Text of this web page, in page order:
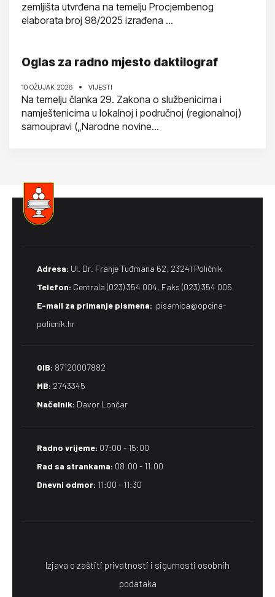
zemljišta utvrđena na temelju Procjembenog
elaborata broj 98/2025 izrađena ...
Oglas za radno mjesto daktilograf
10 OŽUJAK 2026 VIJESTI
Na temelju članka 29. Zakona o službenicima i
namještenicima u lokalnoj i područnoj (regionalnoj)
samoupravi („Narodne novine...
Adresa: Ul. Dr. Franje Tuđmana 62, 23241 Poličnik
Telefon: Centrala (023) 354 004, Faks (023) 354 005
E-mail za primanje pismena​: pisarnica@opcina-
policnik.hr
OIB: 87120007882
MB: 2743345
Načelnik: Davor Lončar
Radno vrijeme: 07:00 - 15:00
Rad sa strankama: 08:00 - 11:00
Dnevni odmor: 11:00 - 11:30
Izjava o zaštiti privatnosti i sigurnosti osobnih
podataka